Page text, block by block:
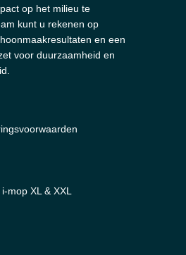
op het milieu te
kunt u rekenen op
en een
voor duurzaamheid en
mop XL & XXL